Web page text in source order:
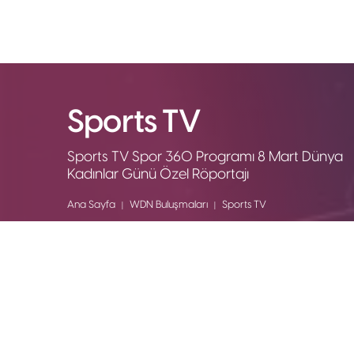
Sports TV
Sports TV Spor 360 Programı 8 Mart Dünya
Kadınlar Günü Özel Röportajı
Ana Sayfa WDN Buluşmaları Sports TV